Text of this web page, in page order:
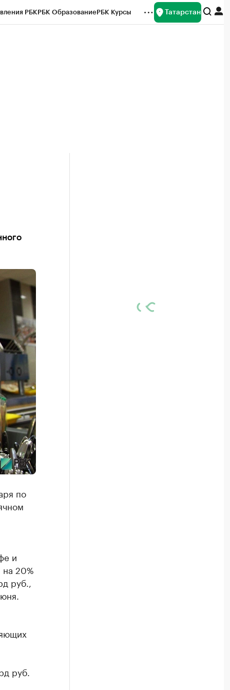
РБКРБК ОбразованиеРБК Курсы Татарстан
по
и
20%
руб.,
руб.